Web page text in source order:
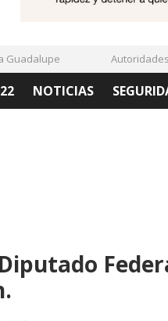
Autoridades
NOTICIAS